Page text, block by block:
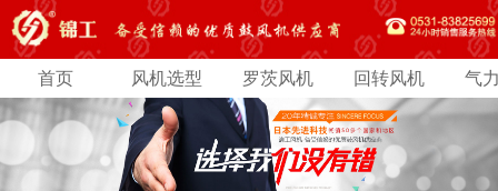
首页 风机选型 罗茨风机 回转风机 气